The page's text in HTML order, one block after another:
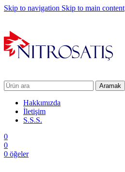
Skip to navigation Skip to main content
Aramak
Hakkımızda
İletişim
S.S.S.
0
0
0 öğeler